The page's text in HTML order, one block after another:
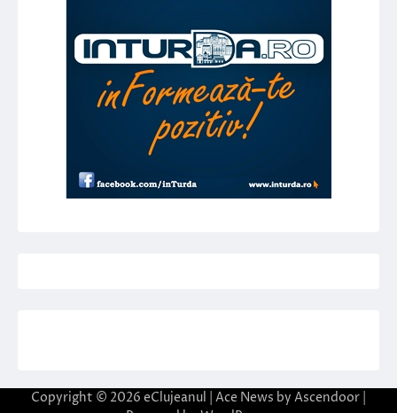
Copyright © 2026 eClujeanul | Ace News by Ascendoor